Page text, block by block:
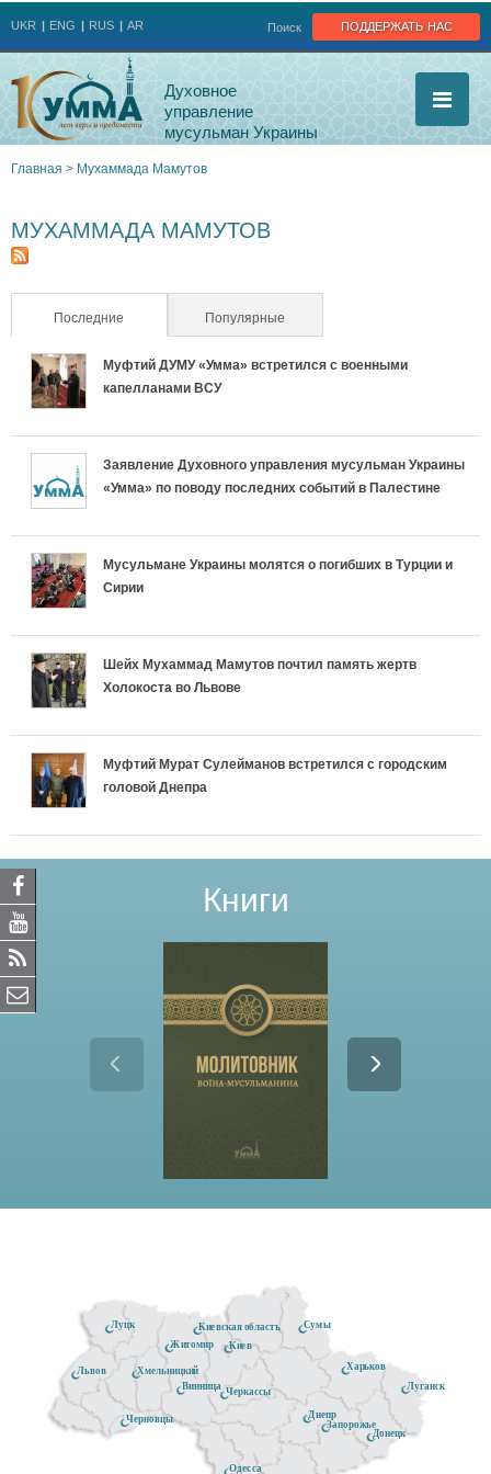
поддержать нас
Поиск
UKR ENG RUS AR
Духовное
управление
мусульман Украины
здесь
Главная > Мухаммада Мамутов
МУХАММАДА МАМУТОВ
Последние (активная вкладка)Популярные
Муфтий ДУМУ «Умма» встретился с военными
капелланами ВСУ
Заявление Духовного управления мусульман Украины
«Умма» по поводу последних событий в Палестине
Мусульмане Украины молятся о погибших в Турции и
Сирии
Шейх Мухаммад Мамутов почтил память жертв
Холокоста во Львове
Муфтий Мурат Сулейманов встретился с городским
головой Днепра
Книги
Черкассы
Черновцы
Сумы
Луганск
Одесса
Донецк
Киев
Днепр
Киевская область
Запорожье
Житомир
Винница
Хмельницкий
Луцк
Львов Харьков